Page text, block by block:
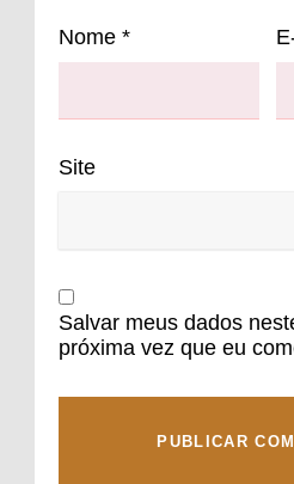
Nome *
Site
Salvar meus dados
próxima vez que eu